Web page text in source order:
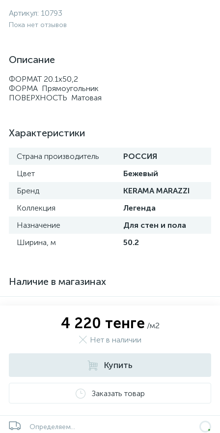
Артикул: 10793
Пока нет отзывов
Описание
ФОРМАТ 20.1х50,2
ФОРМА Прямоугольник
ПОВЕРХНОСТЬ Матовая
Характеристики
Страна производитель
РОССИЯ
Цвет
Бежевый
Бренд
KERAMA MARAZZI
Коллекция
Легенда
Назначение
Для стен и пола
Ширина, м
50.2
Наличие в магазинах
4 220 тенге /м2
Нет в наличии
Купить
Заказать товар
Определяем...